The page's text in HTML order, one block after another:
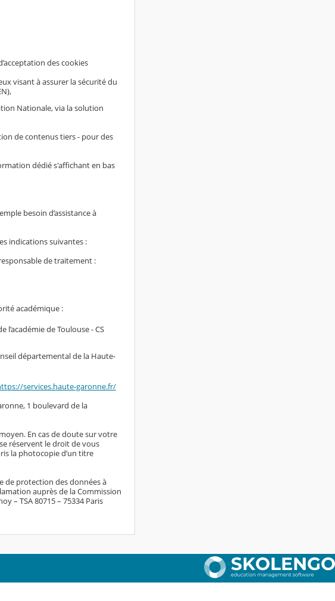
des cookies
visant à assurer la sécurité du
Nationale, via la solution
de contenus tiers - pour des
dédié s'affichant en bas
besoin d’assistance à
indications suivantes :
de traitement :
académique :
de Toulouse - CS
départemental de la Haute-
services.haute-garonne.fr/
1 boulevard de la
En cas de doute sur votre
réservent le droit de vous
la photocopie d’un titre
de protection des données à
auprès de la Commission
– TSA 80715 – 75334 Paris